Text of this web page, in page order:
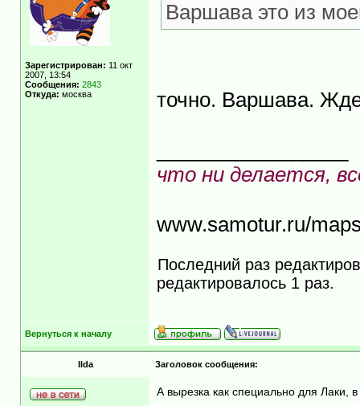
Зарегистрирован: 11 окт
2007, 13:54
Сообщения: 2843
Откуда: москва
Варшава это из
точно. Варшава.
что ни делается,
www.samotur.ru/
Последний раз
редактировалось 1 раз.
Вернуться к началу
Ilda Заголовок сообщения:
А вырезка как специально для Лаки,